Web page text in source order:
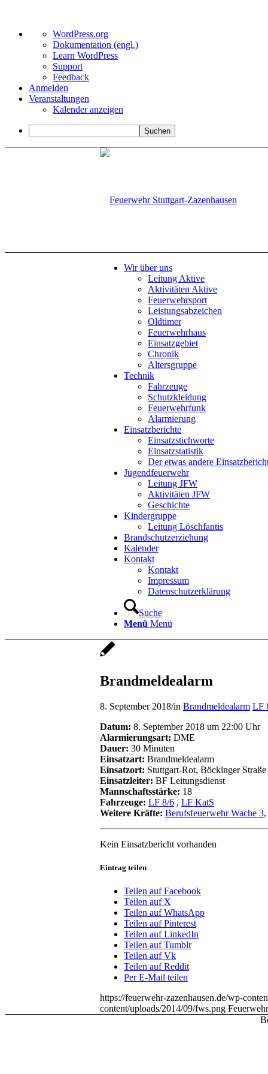
Über
WordPress
WordPress.org
Dokumentation (engl.)
Learn WordPress
Support
Feedback
Anmelden
Veranstaltungen
Kalender anzeigen
Suchen
Wir über uns
Leitung Aktive
Aktivitäten Aktive
Feuerwehrsport
Leistungsabzeichen
Oldtimer
Feuerwehrhaus
Einsatzgebiet
Chronik
Altersgruppe
Technik
Fahrzeuge
Schutzkleidung
Feuerwehrfunk
Alarmierung
Einsatzberichte
Einsatzstichworte
Einsatzstatistik
Der etwas andere
Jugendfeuerwehr
Leitung JFW
Aktivitäten JFW
Geschichte
Kindergruppe
Leitung Löschfantis
Brandschutzerziehung
Kalender
Kontakt
Kontakt
Impressum
Datenschutzerklärung
Suche
Menü Menü
Brandmeldealarm
8. September 2018/in Brandmeldealarm LF
Datum: 8. September 2018 um 22:00 Uhr
Alarmierungsart: DME
Dauer: 30 Minuten
Einsatzart: Brandmeldealarm
Einsatzort: Stuttgart-Rot, Böckinger Straße
Einsatzleiter: BF Leitungsdienst
Mannschaftsstärke: 18
Fahrzeuge: LF 8/6 , LF KatS
Weitere Kräfte: Berufsfeuerwehr Wache 3,
Kein Einsatzbericht vorhanden
Eintrag teilen
Teilen auf Facebook
Teilen auf X
Teilen auf WhatsApp
Teilen auf Pinterest
Teilen auf LinkedIn
Teilen auf Tumblr
Teilen auf Vk
Teilen auf Reddit
Per E-Mail teilen
https://feuerwehr-zazenhausen.de/wp-
content/uploads/2014/09/fws.png